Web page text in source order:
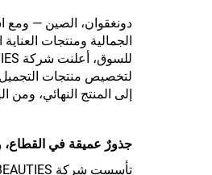
دونغقوان، الصين — ومع
الجمالية ومنتجات
لتخصيص منتجات
إلى المنتج النهائي، ومن
جذورٌ عميقة في القطاع،